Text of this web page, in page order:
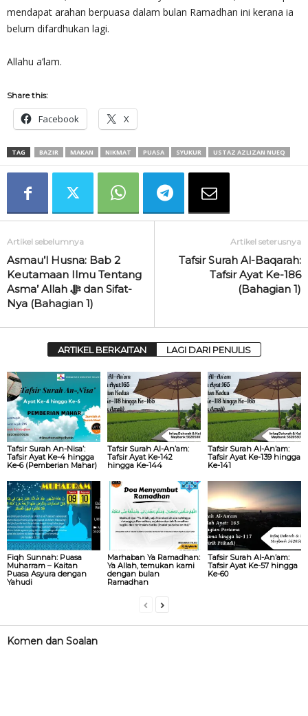
mendapat arahan berpuasa dalam bulan Ramadhan ini kerana ia
belum difardhukan lagi.
Allahu a’lam.
Share this:
Facebook X
TAG BAZIR MAKAN NIKMAT PUASA SYUKUR USTAZ AZLIZAN NUEQ
Artikel sebelumnya
Asmau’l Husna: Bab 2
Keutamaan Ilmu Tentang
Asma’ Allah ‎ﷻ dan Sifat-
Nya (Bahagian 1)
Artikel seterusnya
Tafsir Surah Al-Baqarah:
Tafsir Ayat Ke-186
(Bahagian 1)
ARTIKEL BERKAITAN LAGI DARI PENULIS
Tafsir Surah An-Nisa’:
Tafsir Ayat Ke-4 hingga
Ke-6 (Pemberian Mahar)
Tafsir Surah Al-An’am:
Tafsir Ayat Ke-142
hingga Ke-144
Tafsir Surah Al-An’am:
Tafsir Ayat Ke-139 hingga
Ke-141
Fiqh Sunnah: Puasa
Muharram – Kaitan
Puasa Asyura dengan
Yahudi
Marhaban Ya Ramadhan:
Ya Allah, temukan kami
dengan bulan
Ramadhan
Tafsir Surah Al-An’am:
Tafsir Ayat Ke-57 hingga
Ke-60
Komen dan Soalan